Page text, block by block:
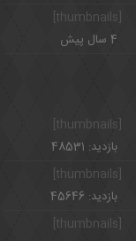
4 سال پیش
بازدید: 48531
[thumbnails]
بازدید: 45646